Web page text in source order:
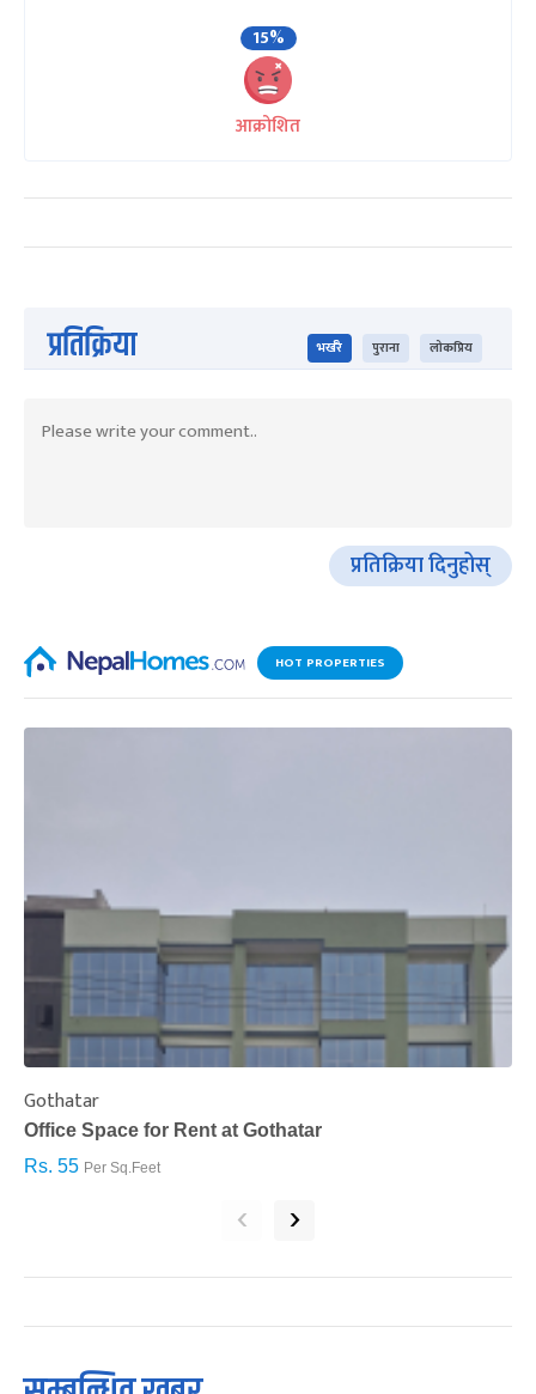
15%
आक्रोशित
प्रतिक्रिया भर्खरै पुराना लोकप्रिय
प्रतिक्रिया दिनुहोस्
HOT PROPERTIES
Gothatar
Office Space for Rent at Gothatar
Rs. 55 Per Sq.Feet
‹ ›